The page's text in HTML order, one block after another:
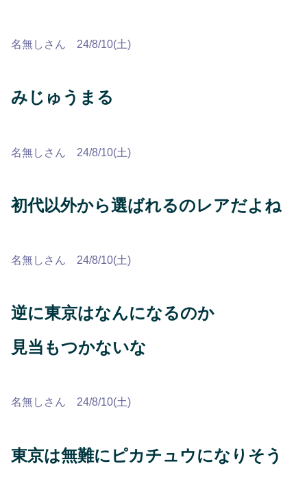
名無しさん 24/8/10(土)
みじゅうまる
名無しさん 24/8/10(土)
初代以外から選ばれるのレアだよね
名無しさん 24/8/10(土)
逆に東京はなんになるのか
見当もつかないな
名無しさん 24/8/10(土)
東京は無難にピカチュウになりそう